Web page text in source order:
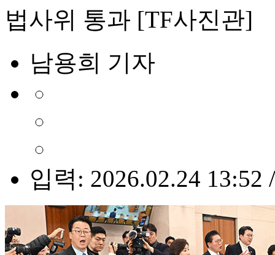
법사위 통과 [TF사진관]
남용희 기자
입력: 2026.02.24 13:52